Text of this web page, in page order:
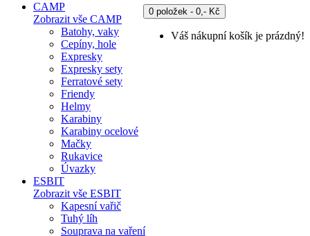
0 položek - 0,- Kč
Váš nákupní košík je prázdný!
CAMP
Zobrazit vše CAMP
Batohy, vaky
Cepíny, hole
Expresky
Expresky sety
Ferratové sety
Friendy
Helmy
Karabiny
Karabiny ocelové
Mačky
Rukavice
Úvazky
ESBIT
Zobrazit vše ESBIT
Kapesní vařič
Tuhý líh
Souprava na vaření